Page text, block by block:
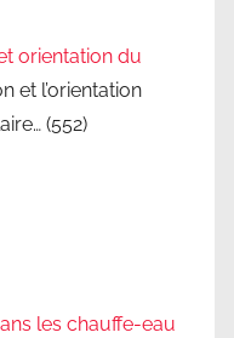
orientation du
et l’orientation
(552)
les chauffe-eau